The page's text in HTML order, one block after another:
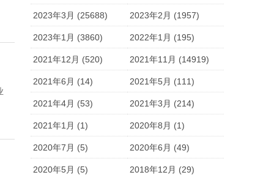
2023年3月 (25688) 2023年2月 (1957)
2023年1月 (3860) 2022年1月 (195)
2021年12月 (520) 2021年11月 (14919)
2021年6月 (14) 2021年5月 (111)
2021年4月 (53) 2021年3月 (214)
2021年1月 (1) 2020年8月 (1)
2020年7月 (5) 2020年6月 (49)
2020年5月 (5) 2018年12月 (29)